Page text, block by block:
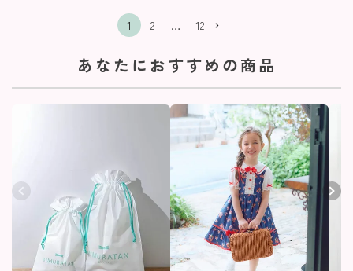
1 2 … 12
あなたにおすすめの商品